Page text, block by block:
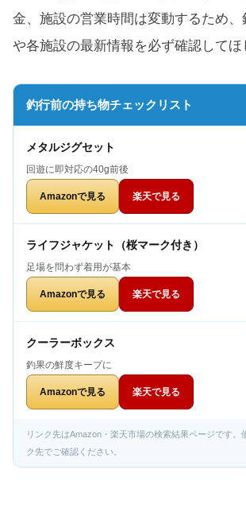
金、施設の営業時間は変動するため
や各施設の最新情報を必ず確認してほ
釣行前の持ち物チェックリスト
メタルジグセット
回遊に即対応の40g前後
Amazonで見る 楽天で見る
ライフジャケット（桜マーク付き）
足場を問わず着用が基本
Amazonで見る 楽天で見る
クーラーボックス
釣果の鮮度キープに
Amazonで見る 楽天で見る
リンク先はAmazon・楽天市場の検索結果ページです。
ク先でご確認ください。